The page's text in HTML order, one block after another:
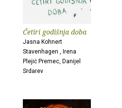
Četiri godišnja doba
Jasna Kohnert
Stavenhagen , Irena
Plejić Premec, Danijel
Srdarev